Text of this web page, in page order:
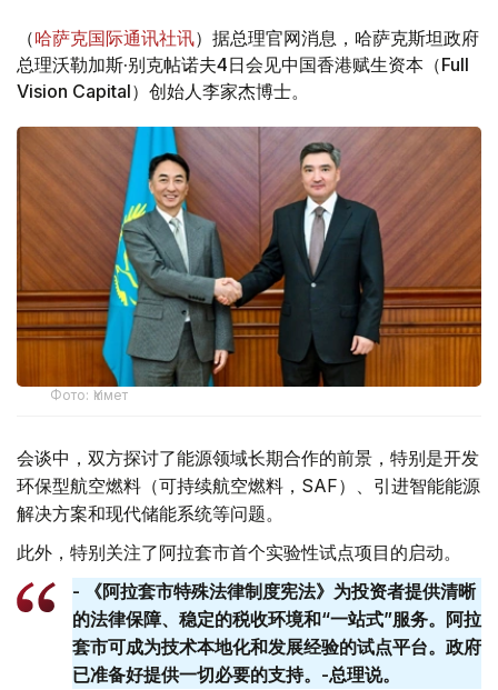
（哈萨克国际通讯社讯）据总理官网消息，哈萨克斯坦政府
总理沃勒加斯·别克帖诺夫4日会见中国香港赋生资本（Full
Vision Capital）创始人李家杰博士。
Фото: Үкімет
会谈中，双方探讨了能源领域长期合作的前景，特别是开发
环保型航空燃料（可持续航空燃料，SAF）、引进智能能源
解决方案和现代储能系统等问题。
此外，特别关注了阿拉套市首个实验性试点项目的启动。
- 《阿拉套市特殊法律制度宪法》为投资者提供清晰
的法律保障、稳定的税收环境和“一站式”服务。阿拉
套​​市可成为技术本地化和发展经验的试点平台。政府
已准备好提供一切必要的支持。-总理说。